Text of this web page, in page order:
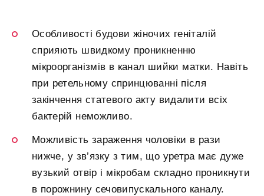
Особливості будови жіночих геніталій
сприяють швидкому проникненню
мікроорганізмів в канал шийки матки. Навіть
при ретельному спринцюванні після
закінчення статевого акту видалити всіх
бактерій неможливо.
Можливість зараження чоловіки в рази
нижче, у зв’язку з тим, що уретра має дуже
вузький отвір і мікробам складно проникнути
в порожнину сечовипускального каналу.